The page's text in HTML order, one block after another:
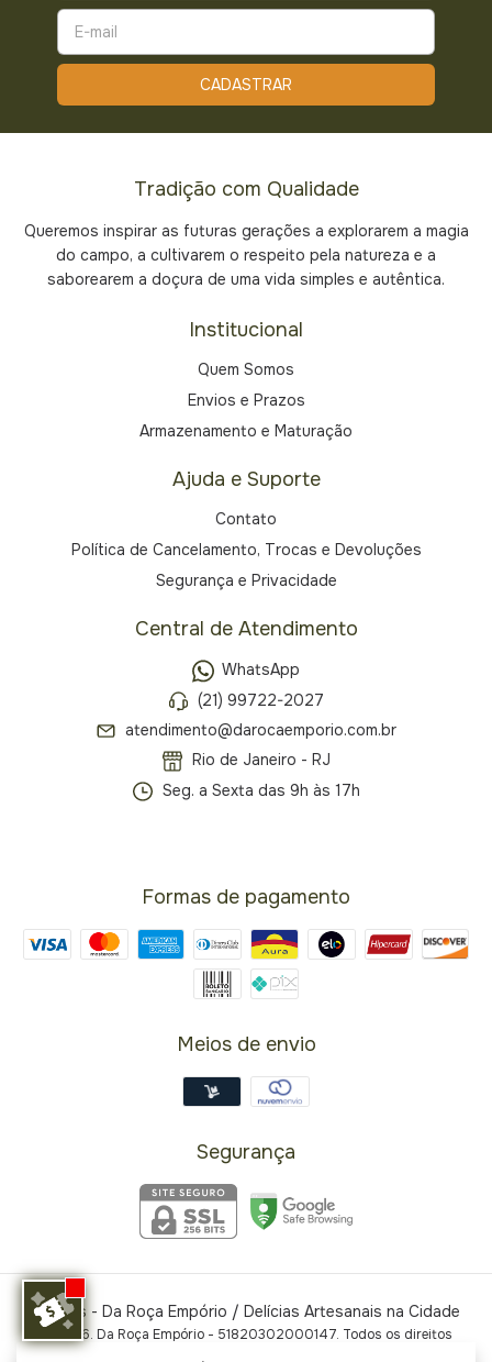
Tradição com Qualidade
Queremos inspirar as futuras gerações a explorarem a magia
do campo, a cultivarem o respeito pela natureza e a
saborearem a doçura de uma vida simples e autêntica.
Institucional
Quem Somos
Envios e Prazos
Armazenamento e Maturação
Ajuda e Suporte
Contato
Política de Cancelamento, Trocas e Devoluções
Segurança e Privacidade
Central de Atendimento
WhatsApp
(21) 99722-2027
atendimento@darocaemporio.com.br
Rio de Janeiro - RJ
Seg. a Sexta das 9h às 17h
Formas de pagamento
Meios de envio
Segurança
Licores - Da Roça Empório / Delícias Artesanais na Cidade
©2026. Da Roça Empório - 51820302000147. Todos os direitos